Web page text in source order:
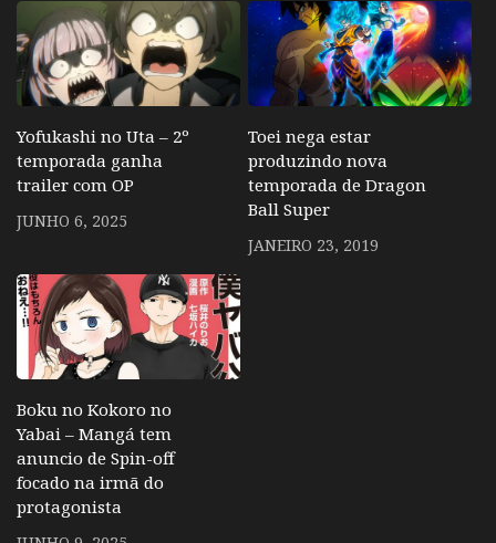
Yofukashi no Uta – 2º
temporada ganha
trailer com OP
JUNHO 6, 2025
Toei nega estar
produzindo nova
temporada de Dragon
Ball Super
JANEIRO 23, 2019
Boku no Kokoro no
Yabai – Mangá tem
anuncio de Spin-off
focado na irmã do
protagonista